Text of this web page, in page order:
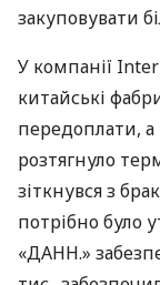
закуповувати
У компанії
китайські
передоплати, а
розтягнуло
зіткнувся з
потрібно було
«ДАНН.»